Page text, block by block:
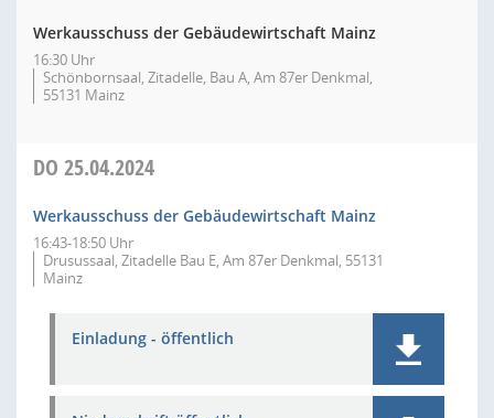
Werkausschuss der Gebäudewirtschaft Mainz
16:30 Uhr
Schönbornsaal, Zitadelle, Bau A, Am 87er Denkmal,
55131 Mainz
DO 25.04.2024
Werkausschuss der Gebäudewirtschaft Mainz
16:43-18:50 Uhr
Drusussaal, Zitadelle Bau E, Am 87er Denkmal, 55131
Mainz
Einladung - öffentlich